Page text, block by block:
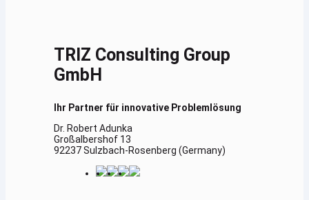
TRIZ Consulting Group
GmbH
Ihr Partner für innovative Problemlösung
Dr. Robert Adunka
Großalbershof 13
92237 Sulzbach-Rosenberg (Germany)